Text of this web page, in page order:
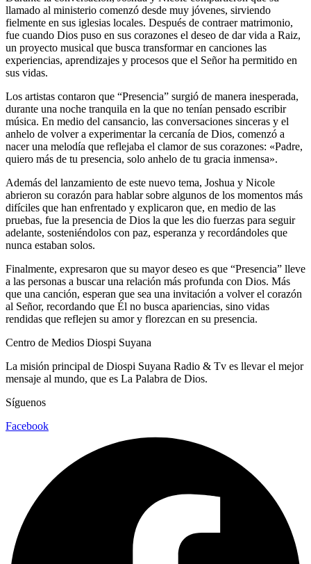
llamado al ministerio comenzó desde muy jóvenes, sirviendo
fielmente en sus iglesias locales. Después de contraer matrimonio,
fue cuando Dios puso en sus corazones el deseo de dar vida a Raiz,
un proyecto musical que busca transformar en canciones las
experiencias, aprendizajes y procesos que el Señor ha permitido en
sus vidas.
Los artistas contaron que “Presencia” surgió de manera inesperada,
durante una noche tranquila en la que no tenían pensado escribir
música. En medio del cansancio, las conversaciones sinceras y el
anhelo de volver a experimentar la cercanía de Dios, comenzó a
nacer una melodía que reflejaba el clamor de sus corazones: «Padre,
quiero más de tu presencia, solo anhelo de tu gracia inmensa».
Además del lanzamiento de este nuevo tema, Joshua y Nicole
abrieron su corazón para hablar sobre algunos de los momentos más
difíciles que han enfrentado y explicaron que, en medio de las
pruebas, fue la presencia de Dios la que les dio fuerzas para seguir
adelante, sosteniéndolos con paz, esperanza y recordándoles que
nunca estaban solos.
Finalmente, expresaron que su mayor deseo es que “Presencia” lleve
a las personas a buscar una relación más profunda con Dios. Más
que una canción, esperan que sea una invitación a volver el corazón
al Señor, recordando que Él no busca apariencias, sino vidas
rendidas que reflejen su amor y florezcan en su presencia.
Centro de Medios Diospi Suyana
La misión principal de Diospi Suyana Radio & Tv es llevar el mejor
mensaje al mundo, que es La Palabra de Dios.
Síguenos
Facebook